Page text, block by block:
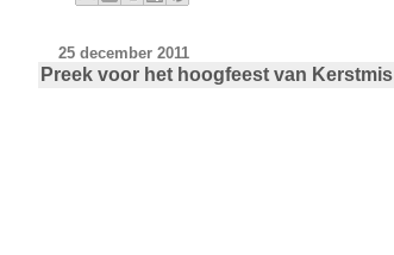
25 december 2011
Preek voor het hoogfeest van Kerstmis